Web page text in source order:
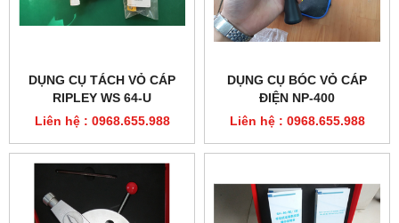
DỤNG CỤ TÁCH VỎ CÁP
RIPLEY WS 64-U
Liên hệ : 0968.655.988
DỤNG CỤ BÓC VỎ CÁP
ĐIỆN NP-400
Liên hệ : 0968.655.988